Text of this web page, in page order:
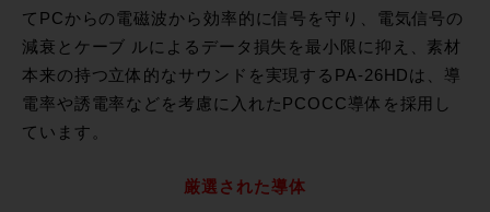
てPCからの電磁波から効率的に信号を守り、電気信号の
減衰とケーブ ルによるデータ損失を最小限に抑え、素材
本来の持つ立体的なサウンドを実現するPA-26HDは、導
電率や誘電率などを考慮に入れたPCOCC導体を採用し
ています。
厳選された導体